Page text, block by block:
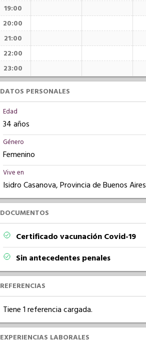
19:00
20:00
21:00
22:00
23:00
DATOS PERSONALES
Edad
34 años
Género
Femenino
Vive en
Isidro Casanova, Provincia de Buenos Aires
DOCUMENTOS
Certificado vacunación Covid-19
Sin antecedentes penales
REFERENCIAS
Tiene 1 referencia cargada.
EXPERIENCIAS LABORALES